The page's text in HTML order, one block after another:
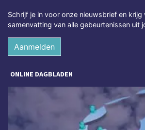
Schrijf je in voor onze nieuwsbrief en krijg
samenvatting van alle gebeurtenissen uit
Aanmelden
ONLINE DAGBLADEN